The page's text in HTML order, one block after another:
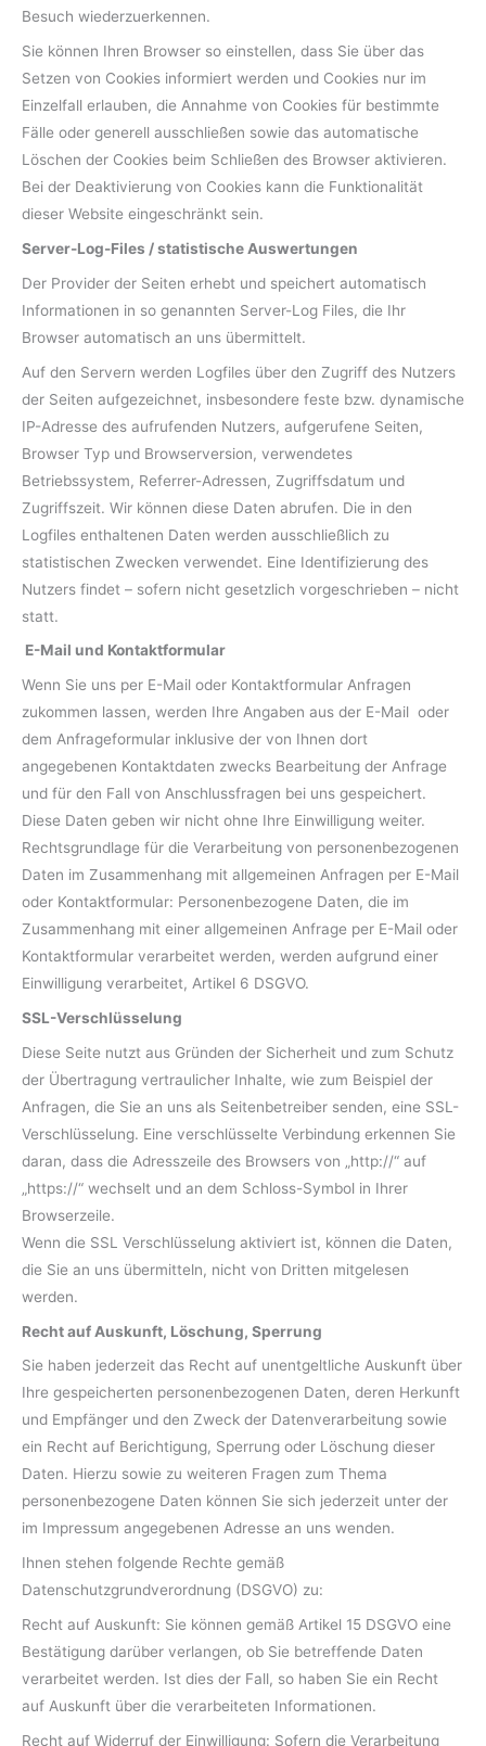
Besuch wiederzuerkennen.
Sie können Ihren Browser so einstellen, dass Sie über das
Setzen von Cookies informiert werden und Cookies nur im
Einzelfall erlauben, die Annahme von Cookies für bestimmte
Fälle oder generell ausschließen sowie das automatische
Löschen der Cookies beim Schließen des Browser aktivieren.
Bei der Deaktivierung von Cookies kann die Funktionalität
dieser Website eingeschränkt sein.
Server-Log-Files / statistische Auswertungen
Der Provider der Seiten erhebt und speichert automatisch
Informationen in so genannten Server-Log Files, die Ihr
Browser automatisch an uns übermittelt.
Auf den Servern werden Logfiles über den Zugriff des Nutzers
der Seiten aufgezeichnet, insbesondere feste bzw. dynamische
IP-Adresse des aufrufenden Nutzers, aufgerufene Seiten,
Browser Typ und Browserversion, verwendetes
Betriebssystem, Referrer-Adressen, Zugriffsdatum und
Zugriffszeit. Wir können diese Daten abrufen. Die in den
Logfiles enthaltenen Daten werden ausschließlich zu
statistischen Zwecken verwendet. Eine Identifizierung des
Nutzers findet – sofern nicht gesetzlich vorgeschrieben – nicht
statt.
E-Mail und Kontaktformular
Wenn Sie uns per E-Mail oder Kontaktformular Anfragen
zukommen lassen, werden Ihre Angaben aus der E-Mail oder
dem Anfrageformular inklusive der von Ihnen dort
angegebenen Kontaktdaten zwecks Bearbeitung der Anfrage
und für den Fall von Anschlussfragen bei uns gespeichert.
Diese Daten geben wir nicht ohne Ihre Einwilligung weiter.
Rechtsgrundlage für die Verarbeitung von personenbezogenen
Daten im Zusammenhang mit allgemeinen Anfragen per E-Mail
oder Kontaktformular: Personenbezogene Daten, die im
Zusammenhang mit einer allgemeinen Anfrage per E-Mail oder
Kontaktformular verarbeitet werden, werden aufgrund einer
Einwilligung verarbeitet, Artikel 6 DSGVO.
SSL-Verschlüsselung
Diese Seite nutzt aus Gründen der Sicherheit und zum Schutz
der Übertragung vertraulicher Inhalte, wie zum Beispiel der
Anfragen, die Sie an uns als Seitenbetreiber senden, eine SSL-
Verschlüsselung. Eine verschlüsselte Verbindung erkennen Sie
daran, dass die Adresszeile des Browsers von „http://“ auf
„https://“ wechselt und an dem Schloss-Symbol in Ihrer
Browserzeile.
Wenn die SSL Verschlüsselung aktiviert ist, können die Daten,
die Sie an uns übermitteln, nicht von Dritten mitgelesen
werden.
Recht auf Auskunft, Löschung, Sperrung
Sie haben jederzeit das Recht auf unentgeltliche Auskunft über
Ihre gespeicherten personenbezogenen Daten, deren Herkunft
und Empfänger und den Zweck der Datenverarbeitung sowie
ein Recht auf Berichtigung, Sperrung oder Löschung dieser
Daten. Hierzu sowie zu weiteren Fragen zum Thema
personenbezogene Daten können Sie sich jederzeit unter der
im Impressum angegebenen Adresse an uns wenden.
Ihnen stehen folgende Rechte gemäß
Datenschutzgrundverordnung (DSGVO) zu:
Recht auf Auskunft: Sie können gemäß Artikel 15 DSGVO eine
Bestätigung darüber verlangen, ob Sie betreffende Daten
verarbeitet werden. Ist dies der Fall, so haben Sie ein Recht
auf Auskunft über die verarbeiteten Informationen.
Recht auf Widerruf der Einwilligung: Sofern die Verarbeitung